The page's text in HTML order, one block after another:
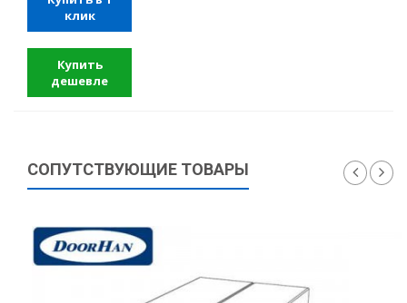
клик
Купить
дешевле
СОПУТСТВУЮЩИЕ ТОВАРЫ